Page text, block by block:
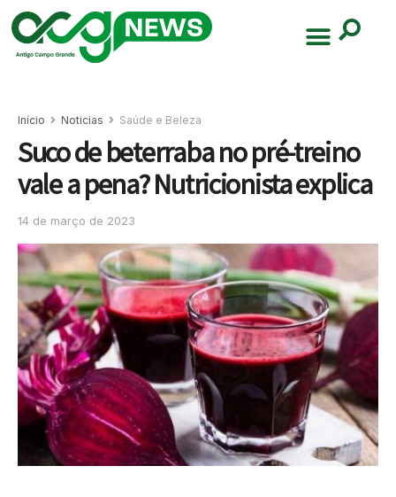
Início Noticias Saúde e Beleza
Suco de beterraba no pré-treino
vale a pena? Nutricionista explica
14 de março de 2023